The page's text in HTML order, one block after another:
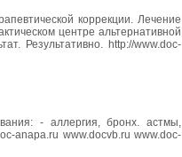
коррекции. Лечение
центре альтернативной
Результативно. http://www.doc-
- аллергия, бронх. астмы,
anapa.ru www.docvb.ru www.doc-